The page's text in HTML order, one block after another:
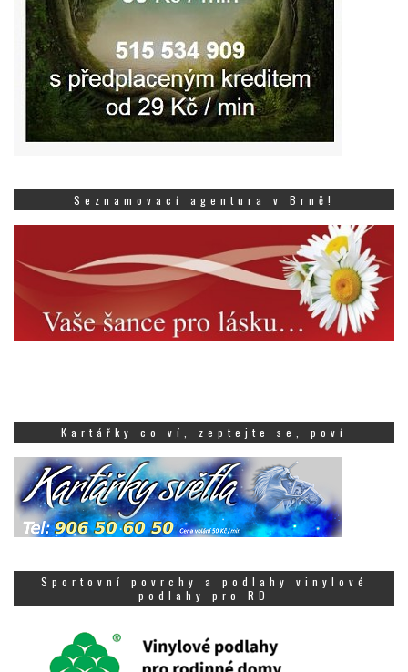
Seznamovací agentura v Brně!
Kartářky co ví, zeptejte se, poví
Sportovní povrchy a podlahy vinylové
podlahy pro RD